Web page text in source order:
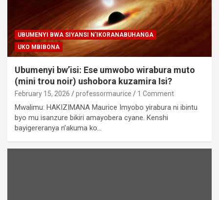
UBUMENYI BWA SIYANSI N'IKORANABUHANGA
UKO MBIBONA
Ubumenyi bw’isi: Ese umwobo wirabura muto
(mini trou noir) ushobora kuzamira Isi?
February 15, 2026 professormaurice 1 Comment
Mwalimu: HAKIZIMANA Maurice Imyobo yirabura ni ibintu
byo mu isanzure bikiri amayobera cyane. Kenshi
bayigereranya n’akuma ko…